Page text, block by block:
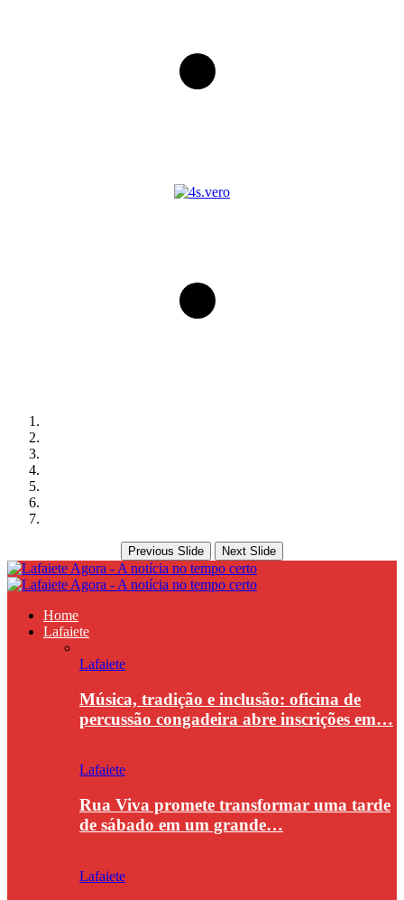
Previous Slide Next Slide
Home
Lafaiete
Lafaiete
Música, tradição e inclusão: oficina de
percussão congadeira abre inscrições em…
Lafaiete
Rua Viva promete transformar uma tarde
de sábado em um grande…
Lafaiete